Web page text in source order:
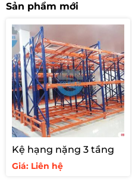
Sản phẩm mới
Kệ hạng nặng 3 tầng
Giá: Liên hệ